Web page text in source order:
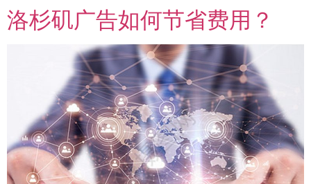
洛杉矶广告如何节省费用？